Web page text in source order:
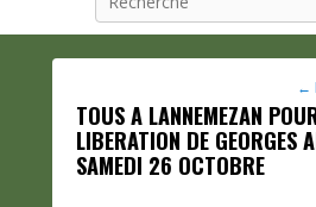
←
TOUS A LANNEMEZAN
LIBERATION DE GEORGES
SAMEDI 26 OCTOBRE